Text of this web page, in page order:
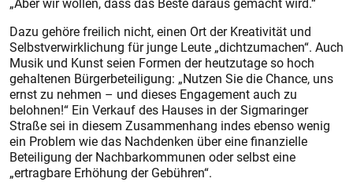
Dazu gehöre freilich nicht, einen Ort der Kreativität und
Selbstverwirklichung für junge Leute „dichtzumachen“. Auch
Musik und Kunst seien Formen der heutzutage so hoch
gehaltenen Bürgerbeteiligung: „Nutzen Sie die Chance, uns
ernst zu nehmen – und dieses Engagement auch zu
belohnen!“ Ein Verkauf des Hauses in der Sigmaringer
Straße sei in diesem Zusammenhang indes ebenso wenig
ein Problem wie das Nachdenken über eine finanzielle
Beteiligung der Nachbarkommunen oder selbst eine
„ertragbare Erhöhung der Gebühren“.